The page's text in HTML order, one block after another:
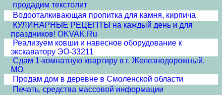
продадим текстолит
Водооталкивающая пропитка для камня, кирпича
КУЛИНАРНЫЕ РЕЦЕПТЫ на каждый день и для
праздников! OKVAK.Ru
Реализуем ковши и навесное оборудование к
экскаватору ЭО-33211
Сдам 1-комнатную квартиру в г. Железнодорожный,
МО
Продам дом в деревне в Смоленской области
Печать, средства массовой информации